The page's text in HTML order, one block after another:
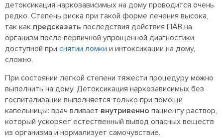
детоксикация наркозависимых на дому проводится очень
редко. Степень риска при такой форме лечения высока,
так как предсказать последствия действия ПАВ на
организм после первичной упрощенной диагностики,
доступной при снятии ломки и интоксикации на дому,
сложно.
При состоянии легкой степени тяжести процедуру можно
выполнить на дому. Детоксикация наркозависимых без
госпитализации выполняется только при помощи
капельницы: врач вливает внутривенно пациенту раствор,
который ускоряет естественный вывод опасных веществ
из организма и нормализует самочувствие.